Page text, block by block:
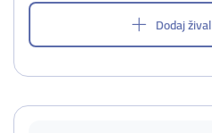
Dodaj žival